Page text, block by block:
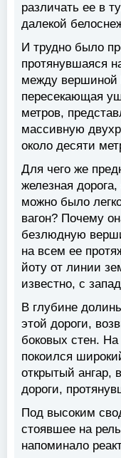
различать ее в
далекой
И трудно было
протянувшаяся
между вершиной
пересекающая
метров,
массивную
около десяти
Для чего же
железная
можно было
вагон? Почему
безлюдную
на всем ее
йоту от линии
известно, с
В глубине
этой дороги,
боковых стен.
покоился
открытый ангар,
дороги,
Под высоким
стоявшее на
напоминало